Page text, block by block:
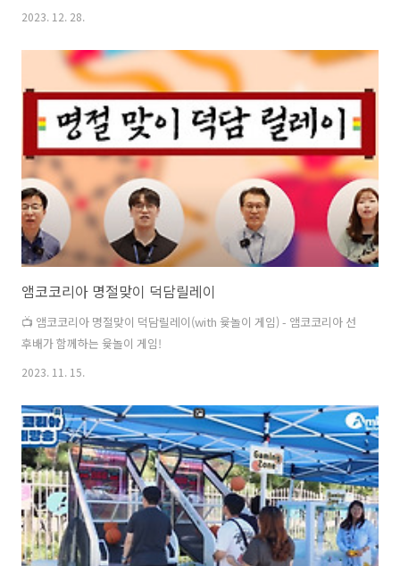
2023. 12. 28.
앰코코리아 명절맞이 덕담릴레이
📺 앰코코리아 명절맞이 덕담릴레이(with 윷놀이 게임) - 앰코코리아 선
후배가 함께하는 윷놀이 게임!
2023. 11. 15.